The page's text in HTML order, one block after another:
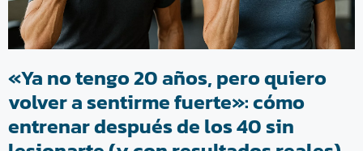
«Ya no tengo 20 años, pero quiero
volver a sentirme fuerte»: cómo
entrenar después de los 40 sin